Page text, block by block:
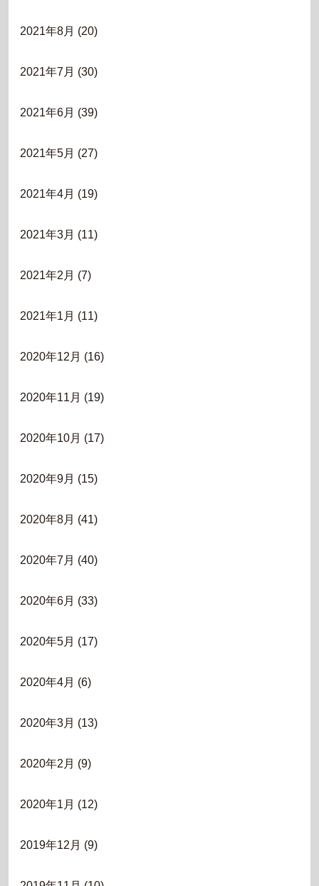
2021年8月 (20)
2021年7月 (30)
2021年6月 (39)
2021年5月 (27)
2021年4月 (19)
2021年3月 (11)
2021年2月 (7)
2021年1月 (11)
2020年12月 (16)
2020年11月 (19)
2020年10月 (17)
2020年9月 (15)
2020年8月 (41)
2020年7月 (40)
2020年6月 (33)
2020年5月 (17)
2020年4月 (6)
2020年3月 (13)
2020年2月 (9)
2020年1月 (12)
2019年12月 (9)